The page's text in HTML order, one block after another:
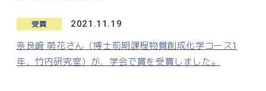
受賞 2021.11.19
奈良﨑 萌花さん（博士前期課程物質創成化学コース1
年，竹内研究室）が，学会で賞を受賞しました。